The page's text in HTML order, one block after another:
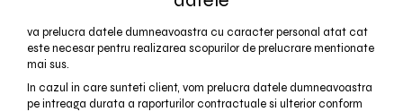
va prelucra datele dumneavoastra cu caracter personal atat cat
este necesar pentru realizarea scopurilor de prelucrare mentionate
mai sus.
In cazul in care sunteti client, vom prelucra datele dumneavoastra
pe intreaga durata a raporturilor contractuale si ulterior conform